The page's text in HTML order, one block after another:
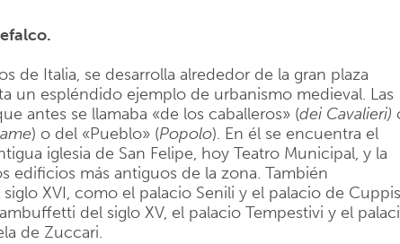
de Italia, se desarrolla alrededor de la gran plaza
un espléndido ejemplo de urbanismo medieval. Las
antes se llamaba «de los caballeros» (dei Cavalieri)
) o del «Pueblo» (Popolo). En él se encuentra el
iglesia de San Felipe, hoy Teatro Municipal, y la
edificios más antiguos de la zona. También
XVI, como el palacio Senili y el palacio de
del siglo XV, el palacio Tempestivi y el
de Zuccari.